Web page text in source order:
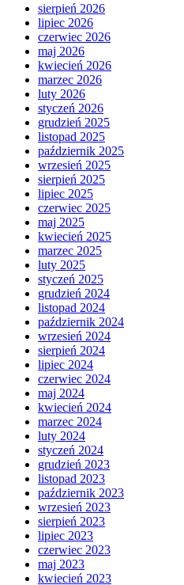
sierpień 2026
lipiec 2026
czerwiec 2026
maj 2026
kwiecień 2026
marzec 2026
luty 2026
styczeń 2026
grudzień 2025
listopad 2025
październik 2025
wrzesień 2025
sierpień 2025
lipiec 2025
czerwiec 2025
maj 2025
kwiecień 2025
marzec 2025
luty 2025
styczeń 2025
grudzień 2024
listopad 2024
październik 2024
wrzesień 2024
sierpień 2024
lipiec 2024
czerwiec 2024
maj 2024
kwiecień 2024
marzec 2024
luty 2024
styczeń 2024
grudzień 2023
listopad 2023
październik 2023
wrzesień 2023
sierpień 2023
lipiec 2023
czerwiec 2023
maj 2023
kwiecień 2023